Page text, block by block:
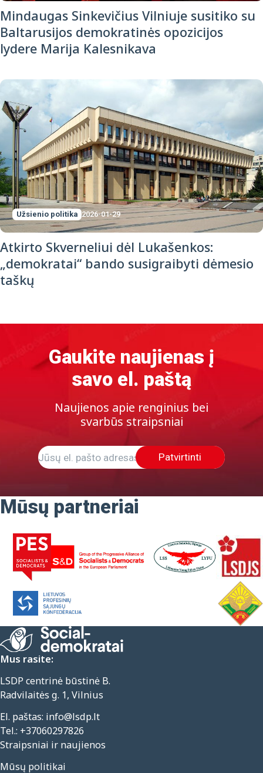
Mindaugas Sinkevičius Vilniuje susitiko su
Baltarusijos demokratinės opozicijos
lydere Marija Kalesnikava
Užsienio politika 2026-01-29
Atkirto Skverneliui dėl Lukašenkos:
„demokratai“ bando susigraibyti dėmesio
taškų
Gaukite naujienas į
savo el. paštą
Naujienos apie renginius bei
svarbūs straipsniai
Patvirtinti
Mūsų partneriai
Mus rasite:
LSDP centrinė būstinė B.
Radvilaitės g. 1, Vilnius
El. paštas: info@lsdp.lt
Tel.: +37060297826
Straipsniai ir naujienos
Mūsų politikai